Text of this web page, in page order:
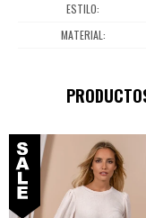
ESTILO
MATERIAL